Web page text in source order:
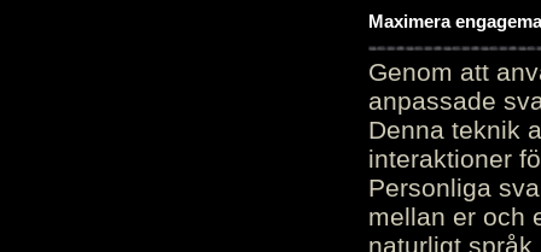
Maximera
Genom att
anpassade
Denna teknik
interaktioner
Personliga
mellan er och
naturligt